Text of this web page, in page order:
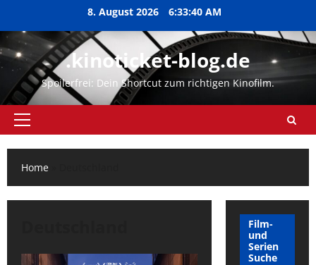
springen
8. August 2026 6:33:40 AM
.kinoticket-blog.de
Spoilerfrei: Dein Shortcut zum richtigen Kinofilm.
Primäres
Home
Film-
und
Serien
Suche